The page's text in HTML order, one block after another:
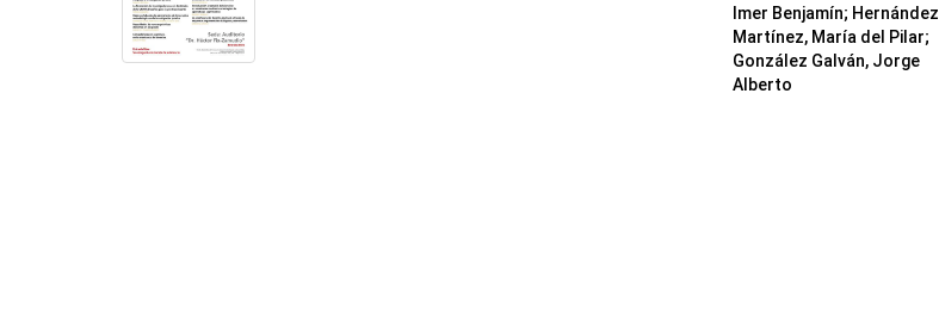
Imer Benjamín; Hernández
Martínez, María del Pilar;
González Galván, Jorge
Alberto